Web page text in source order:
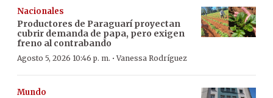
Nacionales
Productores de Paraguarí proyectan
cubrir demanda de papa, pero exigen
freno al contrabando
Agosto 5, 2026 10:46 p. m. ·Vanessa Rodríguez
Mundo